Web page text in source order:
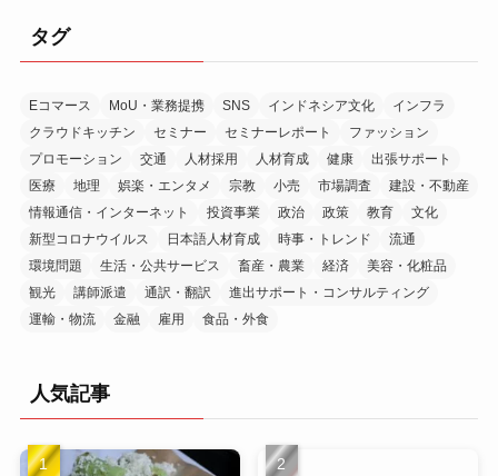
ブ
タグ
Eコマース MoU・業務提携 SNS インドネシア文化
インフラ
クラウドキッチン
セミナー セミナーレポート
ファッション
プロモーション
交通 人材採用 人材育成 健康
出張サポート
医療
地理 娯楽・エンタメ 宗教 小売 市場調査
建設・不動産
情報通信・インターネット
投資事業 政治 政策 教育
文化
新型コロナウイルス
日本語人材育成 時事・トレンド
流通
環境問題
生活・公共サービス 畜産・農業 経済
美容・化粧品
観光
講師派遣 通訳・翻訳
進出サポート・コンサルティング
運輸・物流
金融 雇用 食品・外食
人気記事